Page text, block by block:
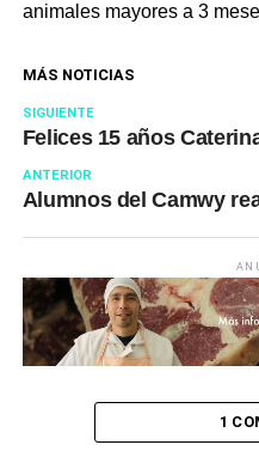
animales mayores a 3
MÁS NOTICIAS
SIGUIENTE
Felices 15 años
ANTERIOR
Alumnos del Camwy
1